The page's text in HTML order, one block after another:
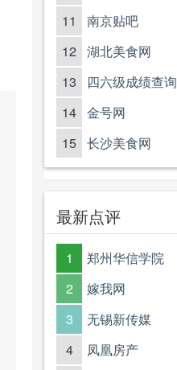
11 南京贴吧
12 湖北美食网
13 四六级成绩查询
14 金号网
15 长沙美食网
最新点评
1 郑州华信学院
2 嫁我网
3 无锡新传媒
4 凤凰房产